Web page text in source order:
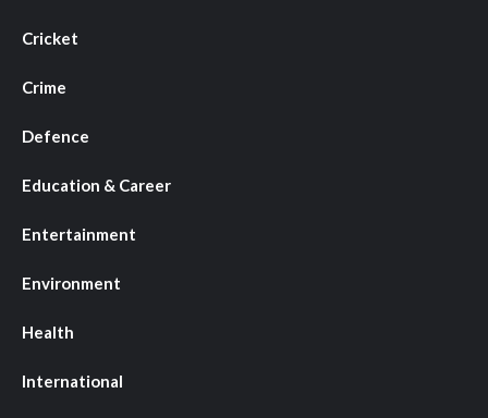
Cricket
Crime
Defence
Education & Career
Entertainment
Environment
Health
International